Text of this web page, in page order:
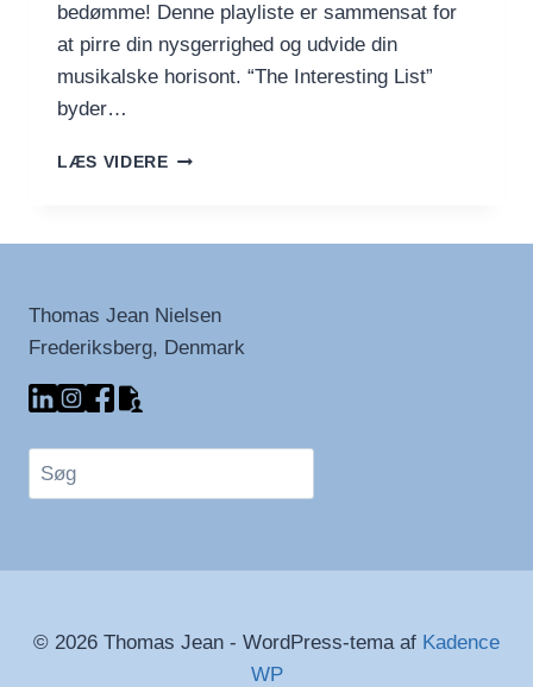
bedømme! Denne playliste er sammensat for
at pirre din nysgerrighed og udvide din
musikalske horisont. “The Interesting List”
byder…
LÆS VIDERETHE
Thomas Jean Nielsen
Frederiksberg, Denmark
Søg
© 2026 Thomas Jean - WordPress-tema af Kadence
WP